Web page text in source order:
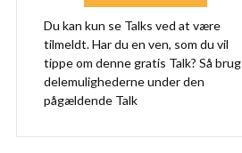
Du kan kun se Talks ved at være
tilmeldt. Har du en ven, som du vil
tippe om denne gratis Talk? Så brug
delemulighederne under den
pågældende Talk